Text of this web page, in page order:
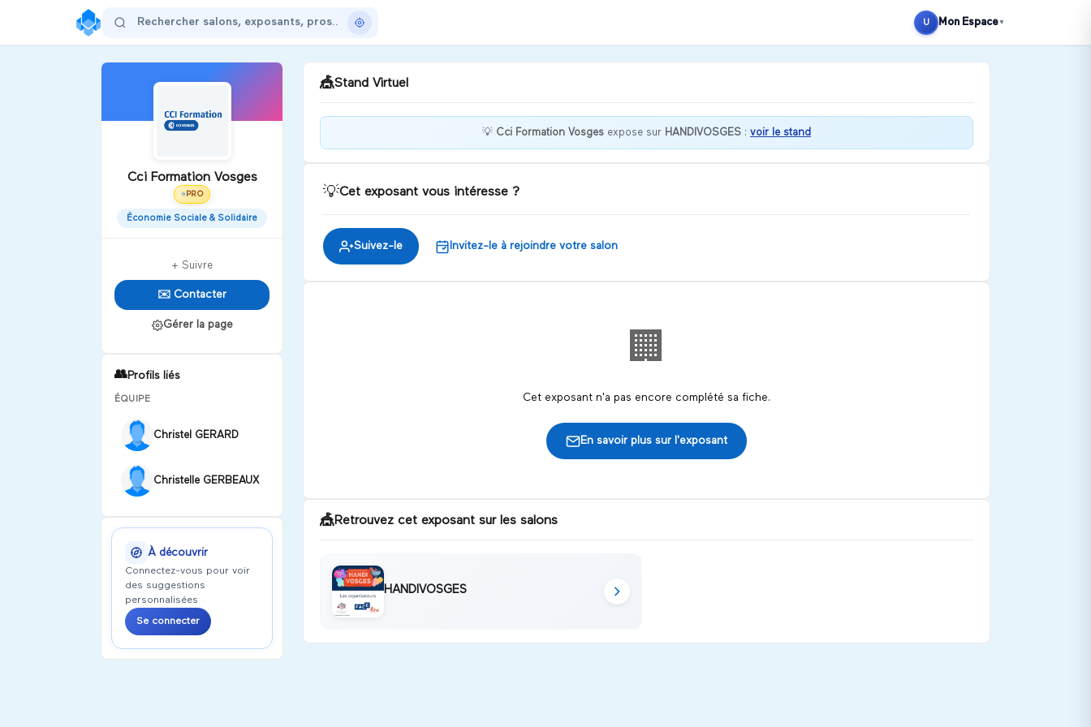
U Mon Espace ▼
Cci Formation Vosges
⭐ PRO
Économie Sociale & Solidaire
+ Suivre
✉️ Contacter
Gérer la page
👥Profils liés
ÉQUIPE
Christel GERARD
Christelle GERBEAUX
À découvrir
Connectez-vous pour voir
des suggestions
personnalisées
Se connecter
🎪Stand Virtuel
nous contacter
💡 Cci Formation Vosges expose sur HANDIVOSGES : voir le stand
💡Cet exposant vous intéresse ?
Suivez-le Invitez-le à rejoindre votre salon
🏢
Cet exposant n'a pas encore complété sa fiche.
En savoir plus sur l'exposant
🎪Retrouvez cet exposant sur les salons
HANDIVOSGES